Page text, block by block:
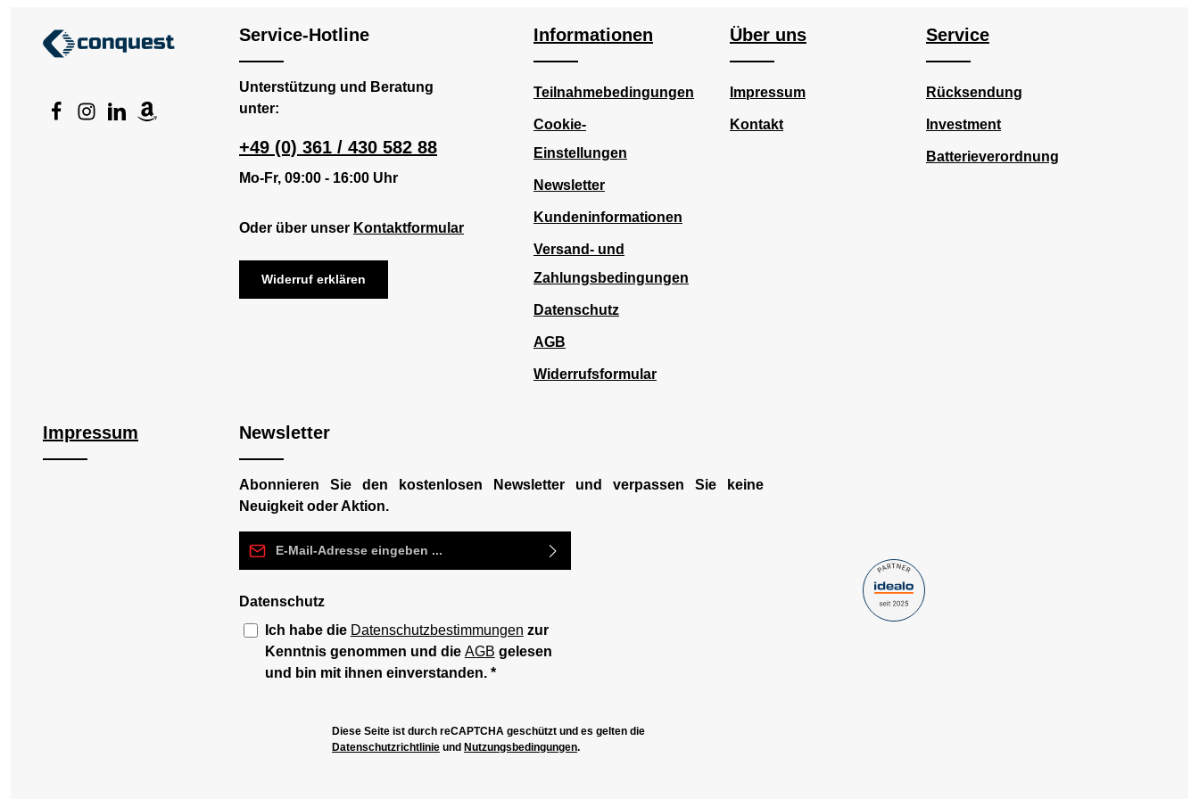
Service-Hotline
Unterstützung und Beratung
unter:
+49 (0) 361 / 430 582 88
Mo-Fr, 09:00 - 16:00 Uhr
Oder über unser Kontaktformular
Widerruf erklären
Informationen
Teilnahmebedingungen
Cookie-
Einstellungen
Newsletter
Kundeninformationen
Versand- und
Zahlungsbedingungen
Datenschutz
AGB
Widerrufsformular
Über uns
Impressum
Kontakt
Service
Rücksendung
Investment
Batterieverordnung
Impressum Newsletter
Abonnieren Sie den kostenlosen Newsletter und verpassen Sie keine
Neuigkeit oder Aktion.
E-Mail-Adresse*
Datenschutz
Ich habe die Datenschutzbestimmungen zur
Kenntnis genommen und die AGB gelesen
und bin mit ihnen einverstanden. *
Diese Seite ist durch reCAPTCHA geschützt und es gelten die
Datenschutzrichtlinie und Nutzungsbedingungen.